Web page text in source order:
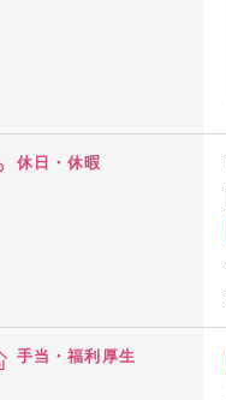
休日・休暇
手当・福利厚生